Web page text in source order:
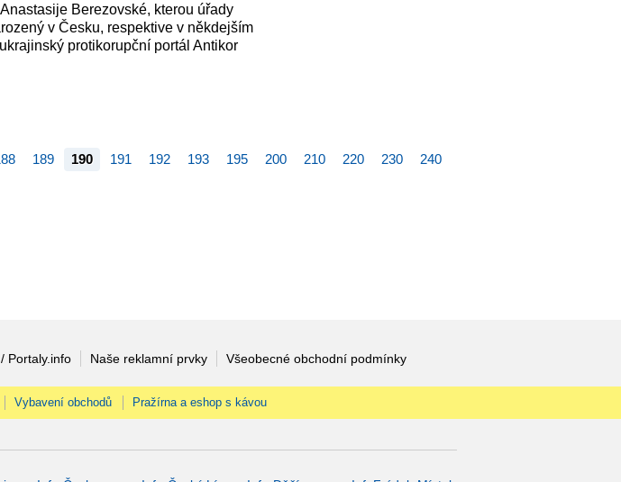
Berezovské, kterou úřady
v Česku, respektive v někdejším
protikorupční portál Antikor
189 190 191 192 193 195 200 210 220 230 240
Portaly.info Naše reklamní prvky Všeobecné obchodní podmínky
Vybavení obchodů Pražírna a eshop s kávou